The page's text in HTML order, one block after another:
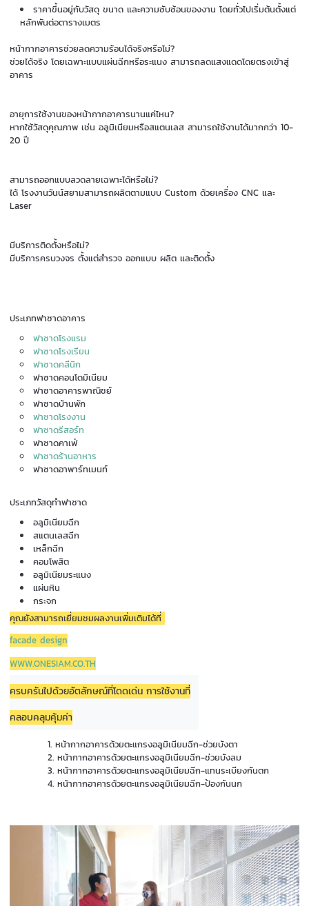
ราคาขึ้นอยู่กับวัสดุ ขนาด และความซับซ้อนของงาน โดยทั่วไปเริ่มต้นตั้งแต่
หลักพันต่อตารางเมตร
หน้ากากอาคารช่วยลดความร้อนได้จริงหรือไม่?
ช่วยได้จริง โดยเฉพาะแบบแผ่นฉีกหรือระแนง สามารถลดแสงแดดโดยตรงเข้าสู่
อาคาร
อายุการใช้งานของหน้ากากอาคารนานแค่ไหน?
หากใช้วัสดุคุณภาพ เช่น อลูมิเนียมหรือสแตนเลส สามารถใช้งานได้มากกว่า 10-
20 ปี
สามารถออกแบบลวดลายเฉพาะได้หรือไม่?
ได้ โรงงานวันน์สยามสามารถผลิตตามแบบ Custom ด้วยเครื่อง CNC และ
Laser
มีบริการติดตั้งหรือไม่?
มีบริการครบวงจร ตั้งแต่สำรวจ ออกแบบ ผลิต และติดตั้ง
ประเภทฟาซาดอาคาร
ฟาซาดโรงแรม
ฟาซาดโรงเรียน
ฟาซาดคลีนิก
ฟาซาดคอนโดมิเนียม
ฟาซาดอาคารพาณิชย์
ฟาซาดบ้านพัก
ฟาซาดโรงงาน
ฟาซาดรีสอร์ท
ฟาซาดคาเฟ่
ฟาซาดร้านอาหาร
ฟาซาดอาพาร์ทเมนท์
ประเภทวัสดุทำฟาซาด
อลูมิเนียมฉีก
สแตนเลสฉีก
เหล็กฉีก
คอมโพสิต
อลูมิเนียมระแนง
แผ่นหิน
กระจก
คุณยังสามารถเยี่ยมชมผลงานเพิ่มเติมได้ที่
facade design
WWW.ONESIAM.CO.TH
ครบครันไปด้วยอัตลักษณ์ที่โดดเด่น การใช้งานที่
คลอบคลุมคุ้มค่า
หน้ากากอาคารด้วยตะแกรงอลูมิเนียมฉีก-ช่วยบังตา
หน้ากากอาคารด้วยตะแกรงอลูมิเนียมฉีก-ช่วยบังลม
หน้ากากอาคารด้วยตะแกรงอลูมิเนียมฉีก-แทนระเบียงกันตก
หน้ากากอาคารด้วยตะแกรงอลูมิเนียมฉีก-ป้องกันนก